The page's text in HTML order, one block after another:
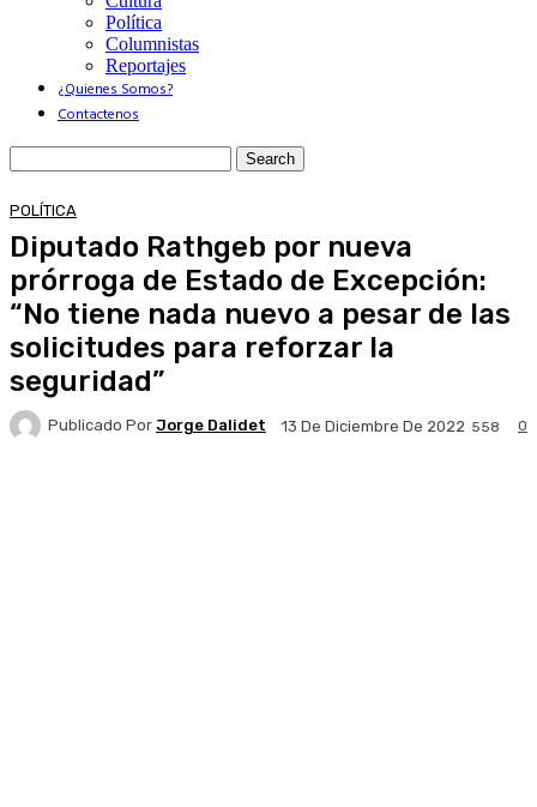
Política
Columnistas
Reportajes
¿Quienes Somos?
Contactenos
POLÍTICA
Diputado Rathgeb por nueva
prórroga de Estado de Excepción:
“No tiene nada nuevo a pesar de las
solicitudes para reforzar la
seguridad”
Publicado Por Jorge Dalidet 13 De Diciembre De 2022 0
558